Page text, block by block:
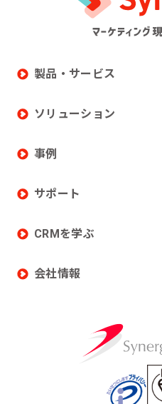
製品・サービス
ソリューション
事例
サポート
CRMを学ぶ
会社情報